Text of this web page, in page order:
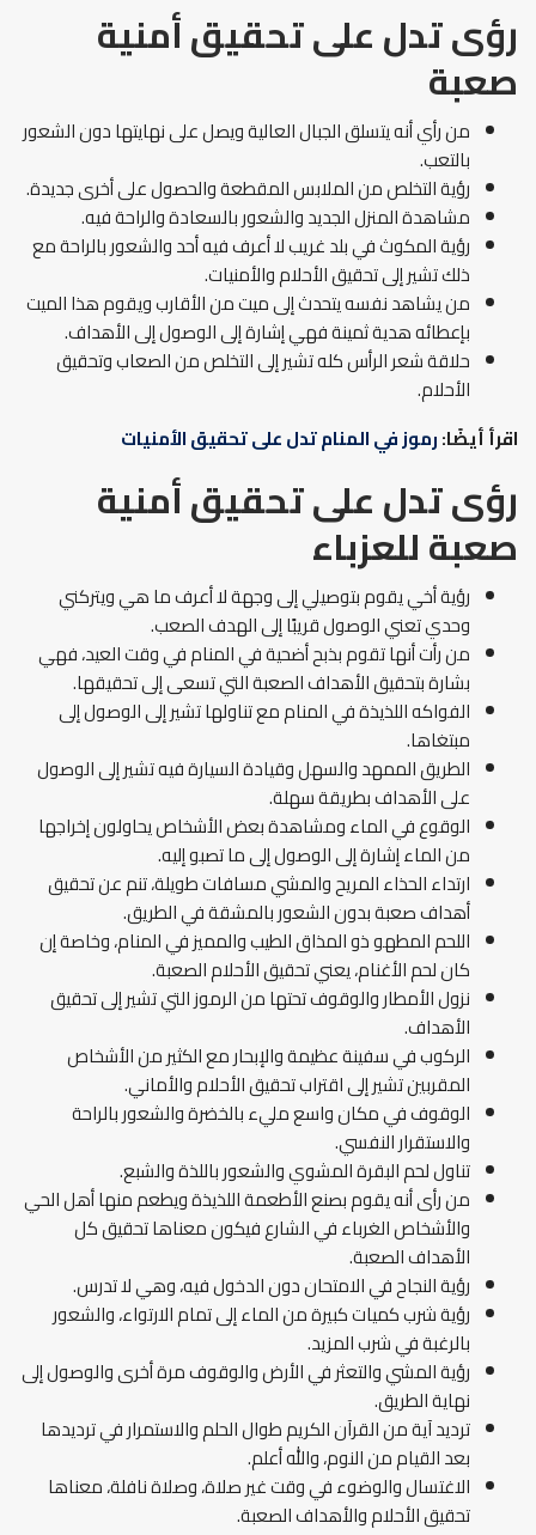
رؤى تدل على تحقيق أمنية
صعبة
من رأي أنه يتسلق الجبال العالية ويصل على نهايتها دون الشعور
بالتعب.
رؤية التخلص من الملابس المقطعة والحصول على أخرى جديدة.
مشاهدة المنزل الجديد والشعور بالسعادة والراحة فيه.
رؤية المكوث في بلد غريب لا أعرف فيه أحد والشعور بالراحة مع
ذلك تشير إلى تحقيق الأحلام والأمنيات.
من يشاهد نفسه يتحدث إلى ميت من الأقارب ويقوم هذا الميت
بإعطائه هدية ثمينة فهي إشارة إلى الوصول إلى الأهداف.
حلاقة شعر الرأس كله تشير إلى التخلص من الصعاب وتحقيق
الأحلام.
اقرأ أيضًا:رموز في المنام تدل على تحقيق الأمنيات
رؤى تدل على تحقيق أمنية
صعبة للعزباء
رؤية أخي يقوم بتوصيلي إلى وجهة لا أعرف ما هي ويتركني
وحدي تعني الوصول قريبًا إلى الهدف الصعب.
من رأت أنها تقوم بذبح أضحية في المنام في وقت العيد، فهي
بشارة بتحقيق الأهداف الصعبة التي تسعى إلى تحقيقها.
الفواكه اللذيذة في المنام مع تناولها تشير إلى الوصول إلى
مبتغاها.
الطريق الممهد والسهل وقيادة السيارة فيه تشير إلى الوصول
على الأهداف بطريقة سهلة.
الوقوع في الماء ومشاهدة بعض الأشخاص يحاولون إخراجها
من الماء إشارة إلى الوصول إلى ما تصبو إليه.
ارتداء الحذاء المريح والمشي مسافات طويلة، تنم عن تحقيق
أهداف صعبة بدون الشعور بالمشقة في الطريق.
اللحم المطهو ذو المذاق الطيب والمميز في المنام، وخاصة إن
كان لحم الأغنام، يعني تحقيق الأحلام الصعبة.
نزول الأمطار والوقوف تحتها من الرموز التي تشير إلى تحقيق
الأهداف.
الركوب في سفينة عظيمة والإبحار مع الكثير من الأشخاص
المقربين تشير إلى اقتراب تحقيق الأحلام والأماني.
الوقوف في مكان واسع مليء بالخضرة والشعور بالراحة
والاستقرار النفسي.
تناول لحم البقرة المشوي والشعور باللذة والشبع.
من رأى أنه يقوم بصنع الأطعمة اللذيذة ويطعم منها أهل الحي
والأشخاص الغرباء في الشارع فيكون معناها تحقيق كل
الأهداف الصعبة.
رؤية النجاح في الامتحان دون الدخول فيه، وهي لا تدرس.
رؤية شرب كميات كبيرة من الماء إلى تمام الارتواء، والشعور
بالرغبة في شرب المزيد.
رؤية المشي والتعثر في الأرض والوقوف مرة أخرى والوصول إلى
نهاية الطريق.
ترديد آية من القرآن الكريم طوال الحلم والاستمرار في ترديدها
بعد القيام من النوم، والله أعلم.
الاغتسال والوضوء في وقت غير صلاة، وصلاة نافلة، معناها
تحقيق الأحلام والأهداف الصعبة.